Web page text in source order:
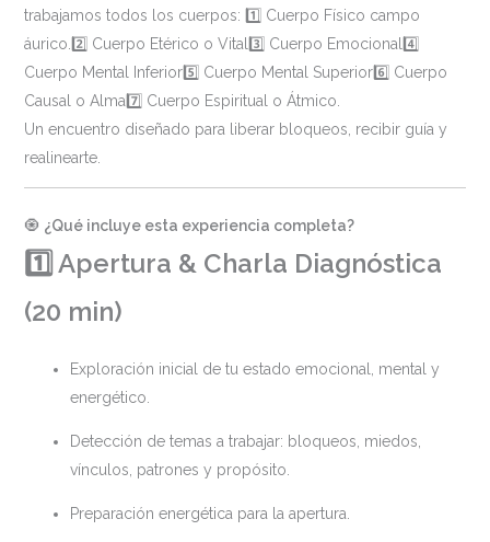
trabajamos todos los cuerpos: 1️⃣ Cuerpo Físico campo
áurico.2️⃣ Cuerpo Etérico o Vital3️⃣ Cuerpo Emocional4️⃣
Cuerpo Mental Inferior5️⃣ Cuerpo Mental Superior6️⃣ Cuerpo
Causal o Alma7️⃣ Cuerpo Espiritual o Átmico.
Un encuentro diseñado para liberar bloqueos, recibir guía y
realinearte.
🧿 ¿Qué incluye esta experiencia completa?
1️⃣ Apertura & Charla Diagnóstica
(20 min)
Exploración inicial de tu estado emocional, mental y
energético.
Detección de temas a trabajar: bloqueos, miedos,
vínculos, patrones y propósito.
Preparación energética para la apertura.